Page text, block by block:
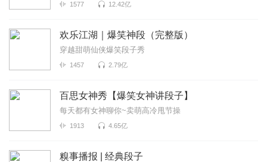
1577 12.42亿
欢乐江湖｜爆笑神段（完整版）
穿越甜萌仙侠爆笑段子秀
1457 2.79亿
百思女神秀【爆笑女神讲段子】
每天都有女神聊你~卖萌高冷甩节操
1913 4.65亿
糗事播报 | 经典段子